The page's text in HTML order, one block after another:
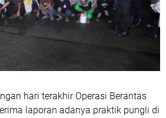
hari terakhir Operasi Berantas
laporan adanya praktik pungli di